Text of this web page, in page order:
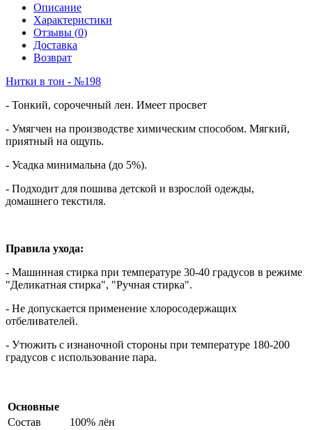
Описание
Характеристики
Отзывы (0)
Доставка
Возврат
Нитки в тон - №198
- Тонкий, сорочечный лен. Имеет просвет
- Умягчен на производстве химическим способом. Мягкий,
приятный на ощупь.
- Усадка минимальна (до 5%).
- Подходит для пошива детской и взрослой одежды,
домашнего текстиля.
Правила ухода:
- Машинная стирка при температуре 30-40 градусов в режиме
"Деликатная стирка", "Ручная стирка".
- Не допускается применение хлоросодержащих
отбеливателей.
- Утюжить с изнаночной стороны при температуре 180-200
градусов с использование пара.
Основные
Состав
100% лён